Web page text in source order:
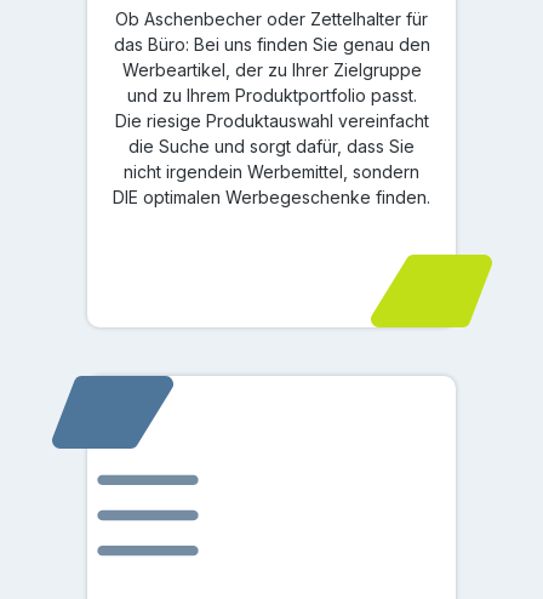
Ob Aschenbecher oder Zettelhalter für
das Büro: Bei uns finden Sie genau den
Werbeartikel, der zu Ihrer Zielgruppe
und zu Ihrem Produktportfolio passt.
Die riesige Produktauswahl vereinfacht
die Suche und sorgt dafür, dass Sie
nicht irgendein Werbemittel, sondern
DIE optimalen Werbegeschenke finden.